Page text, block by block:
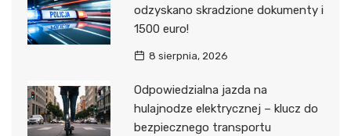
odzyskano skradzione dokumenty i
1500 euro!
8 sierpnia, 2026
Odpowiedzialna jazda na
hulajnodze elektrycznej – klucz do
bezpiecznego transportu